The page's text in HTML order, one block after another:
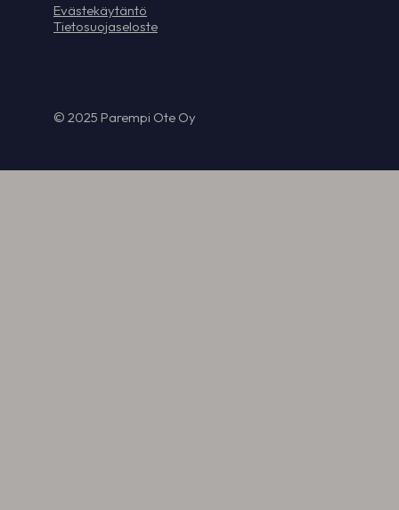
Evästekäytäntö
Tietosuojaseloste
© 2025 Parempi Ote Oy